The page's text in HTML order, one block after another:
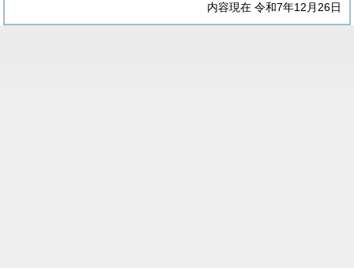
内容現在 令和7年12月26日